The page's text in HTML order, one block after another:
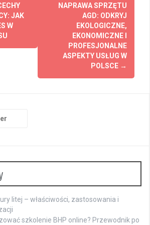
JAK
W
NAPRAWA SPRZĘTU
AGD: ODKRYJ
EKOLOGICZNE,
EKONOMICZNE I
PROFESJONALNE
ASPEKTY USŁUG W
POLSCE →
litej – właściwości, zastosowania i
szkolenie BHP online? Przewodnik po